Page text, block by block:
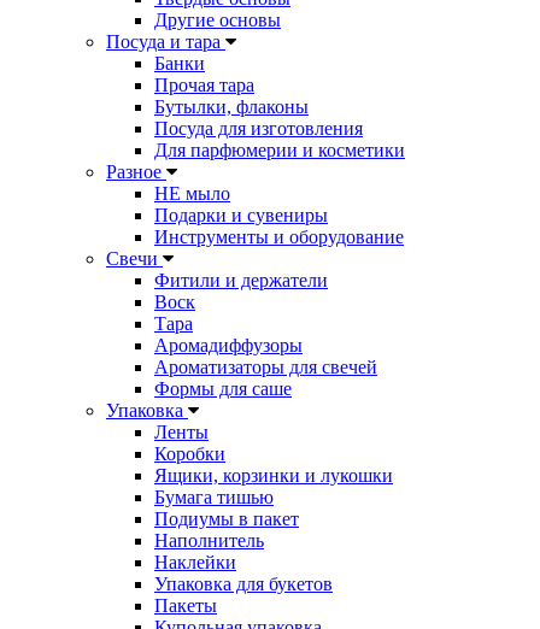
Другие основы
Посуда и тара
Банки
Прочая тара
Бутылки, флаконы
Посуда для изготовления
Для парфюмерии и косметики
Разное
НЕ мыло
Подарки и сувениры
Инструменты и оборудование
Свечи
Фитили и держатели
Воск
Тара
Аромадиффузоры
Ароматизаторы для свечей
Формы для саше
Упаковка
Ленты
Коробки
Ящики, корзинки и лукошки
Бумага тишью
Подиумы в пакет
Наполнитель
Наклейки
Упаковка для букетов
Пакеты